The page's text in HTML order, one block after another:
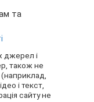
та
джерел і
також не
і текст,
сайту не